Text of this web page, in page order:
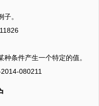
。
条件产生一个特定的值。
080211